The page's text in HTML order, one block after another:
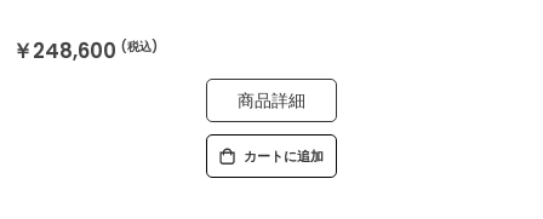
￥248,600
商品詳細
カートに追加